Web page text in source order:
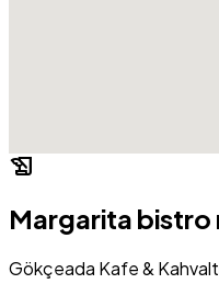
history_edu
Margarita bistro
Gökçeada Kafe &